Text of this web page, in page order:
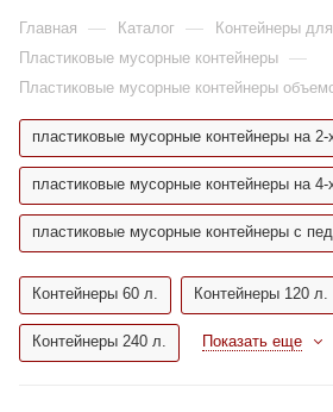
Главная — Каталог — Контейнеры
Пластиковые мусорные контейнеры —
Пластиковые мусорные контейнеры
пластиковые мусорные контейнеры на 2-
пластиковые мусорные контейнеры на 4-
пластиковые мусорные контейнеры с
Контейнеры 60 л. Контейнеры 120 л.
Контейнеры 240 л. Показать еще